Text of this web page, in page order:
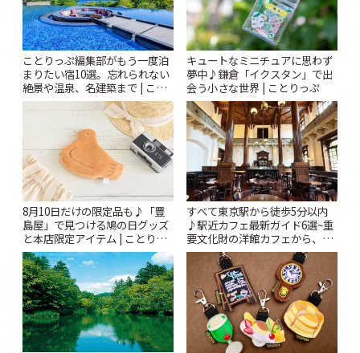
ことりっぷ編集部がもう一度泊
まりたい宿10選。忘れられない
絶景や温泉、名建築まで | こと
りっぷ
キュートなミニチュアに思わず
夢中♪鎌倉「イクスタン」で出
会う小さな世界 | ことりっぷ
8月10日だけの限定品も♪「豊
島屋」で見つける鳩の日グッズ
と本店限定アイテム | ことりっ
ぷ
すべて東京駅から徒歩5分以内
♪駅近カフェ最新ガイド6選~重
要文化財の洋館カフェから、改
札すぐのレトロ喫茶まで~ | こと
りっぷ